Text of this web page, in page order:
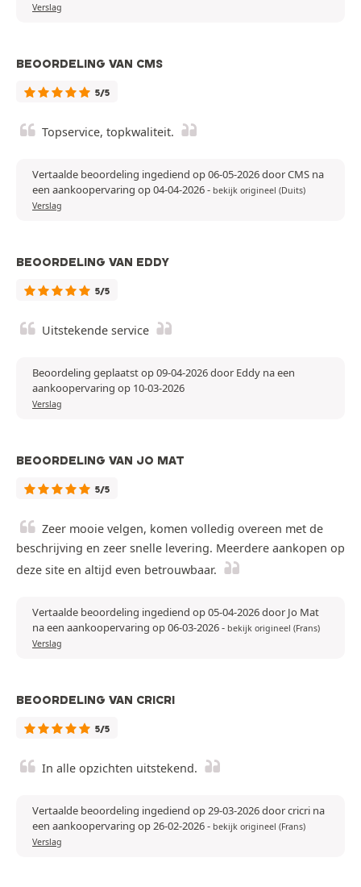
Verslag
BEOORDELING VAN CMS
5/5
Topservice, topkwaliteit.
Vertaalde beoordeling ingediend op 06-05-2026 door CMS na
een aankoopervaring op 04-04-2026- bekijk origineel (Duits)
Verslag
BEOORDELING VAN EDDY
5/5
Uitstekende service
Beoordeling geplaatst op 09-04-2026 door Eddy na een
aankoopervaring op 10-03-2026
Verslag
BEOORDELING VAN JO MAT
5/5
Zeer mooie velgen, komen volledig overeen met de
beschrijving en zeer snelle levering. Meerdere aankopen op
deze site en altijd even betrouwbaar.
Vertaalde beoordeling ingediend op 05-04-2026 door Jo Mat
na een aankoopervaring op 06-03-2026- bekijk origineel (Frans)
Verslag
BEOORDELING VAN CRICRI
5/5
In alle opzichten uitstekend.
Vertaalde beoordeling ingediend op 29-03-2026 door cricri na
een aankoopervaring op 26-02-2026- bekijk origineel (Frans)
Verslag